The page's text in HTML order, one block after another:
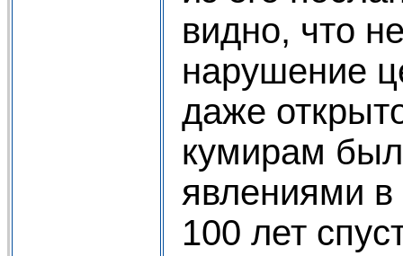
видно, что
нарушение
даже
кумирам
явлениями
100 лет